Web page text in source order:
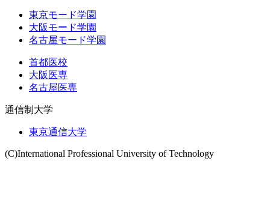
東京モード学園
大阪モード学園
名古屋モード学園
首都医校
大阪医専
名古屋医専
通信制大学
東京通信大学
(C)International Professional University of Technology